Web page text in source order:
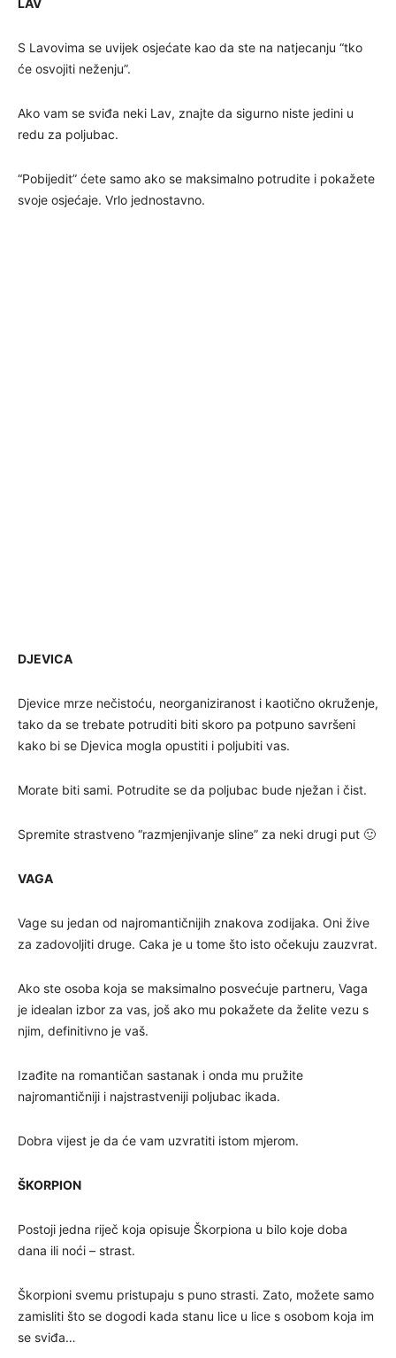
LAV
S Lavovima se uvijek osjećate kao da ste na natjecanju “tko
će osvojiti neženju”.
Ako vam se sviđa neki Lav, znajte da sigurno niste jedini u
redu za poljubac.
“Pobijedit” ćete samo ako se maksimalno potrudite i pokažete
svoje osjećaje. Vrlo jednostavno.
DJEVICA
Djevice mrze nečistoću, neorganiziranost i kaotično okruženje,
tako da se trebate potruditi biti skoro pa potpuno savršeni
kako bi se Djevica mogla opustiti i poljubiti vas.
Morate biti sami. Potrudite se da poljubac bude nježan i čist.
Spremite strastveno “razmjenjivanje sline” za neki drugi put 🙂
VAGA
Vage su jedan od najromantičnijih znakova zodijaka. Oni žive
za zadovoljiti druge. Caka je u tome što isto očekuju zauzvrat.
Ako ste osoba koja se maksimalno posvećuje partneru, Vaga
je idealan izbor za vas, još ako mu pokažete da želite vezu s
njim, definitivno je vaš.
Izađite na romantičan sastanak i onda mu pružite
najromantičniji i najstrastveniji poljubac ikada.
Dobra vijest je da će vam uzvratiti istom mjerom.
ŠKORPION
Postoji jedna riječ koja opisuje Škorpiona u bilo koje doba
dana ili noći – strast.
Škorpioni svemu pristupaju s puno strasti. Zato, možete samo
zamisliti što se dogodi kada stanu lice u lice s osobom koja im
se sviđa…